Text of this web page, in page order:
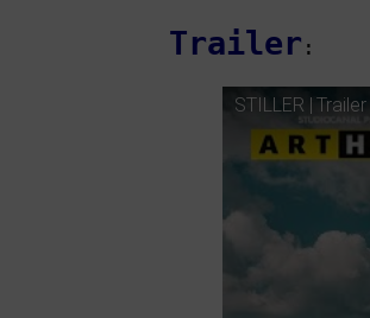
Trailer :
STILLER |